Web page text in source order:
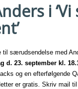
i ‘Vi
til særudsendelse med
d. 23. september kl.
og en efterfølgende
er gratis. Skriv mail til